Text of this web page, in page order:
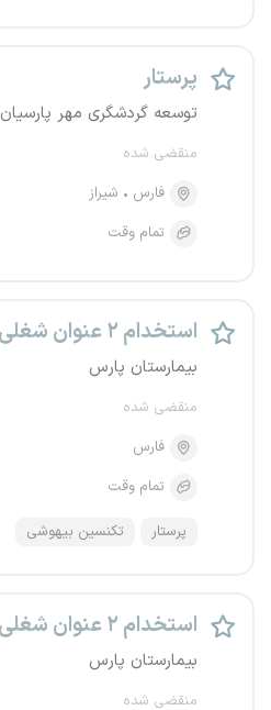
پرستار
توسعه گردشگری مهر پارسیان
منقضی شده
فارس
شیراز
تمام وقت
استخدام ۲ عنوان شغلی
بیمارستان پارس
منقضی شده
فارس
تمام وقت
پرستار تکنسین بیهوشی
استخدام ۲ عنوان شغلی
بیمارستان پارس
منقضی شده